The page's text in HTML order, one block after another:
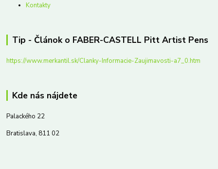
Kontakty
Tip - Článok o FABER-CASTELL Pitt Artist Pens
https://www.merkantil.sk/Clanky-Informacie-Zaujimavosti-a7_0.htm
Kde nás nájdete
Palackého 22
Bratislava, 811 02